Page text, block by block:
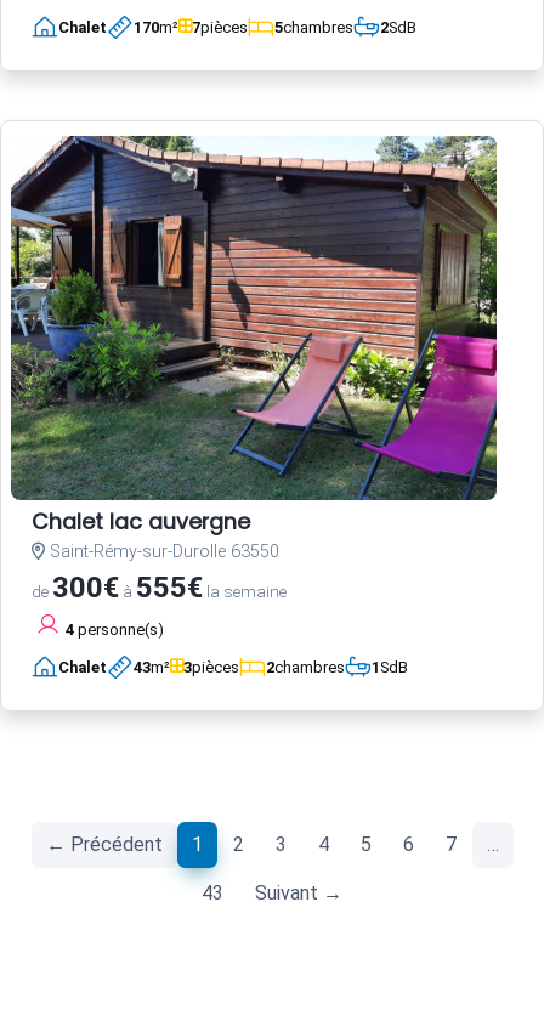
Chalet 170m² 7pièces 5chambres 2SdB
Chalet lac auvergne
Saint-Rémy-sur-Durolle 63550
de 300€ à 555€ la semaine
4 personne(s)
Chalet 43m² 3pièces 2chambres 1SdB
← Précédent 1 (current)
2 3 4 5 6 7 …
43 Suivant →